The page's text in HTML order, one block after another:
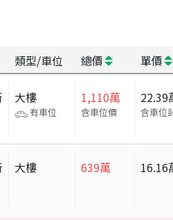
類型/車位 總價 單價
大樓
有車位
1,110萬
含車位價
22.39
含車位
大樓 639萬 16.16